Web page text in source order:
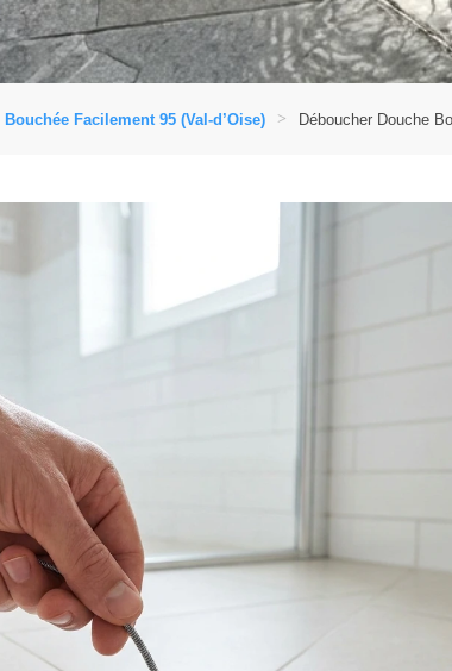
Facilement 95 (Val-d’Oise) Déboucher Douche